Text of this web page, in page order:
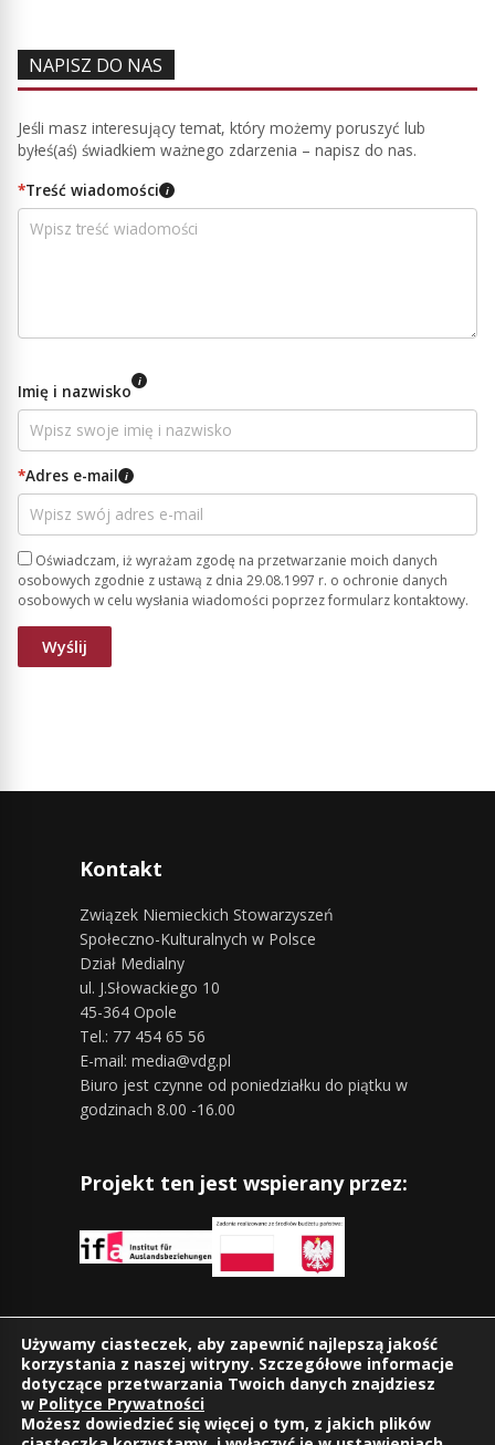
NAPISZ DO NAS
Jeśli masz interesujący temat, który możemy poruszyć lub
byłeś(aś) świadkiem ważnego zdarzenia – napisz do nas.
*Treść wiadomości i
Imię i nazwisko i
*Adres e-mail i
Oświadczam, iż wyrażam zgodę na przetwarzanie moich danych
osobowych zgodnie z ustawą z dnia 29.08.1997 r. o ochronie danych
osobowych w celu wysłania wiadomości poprzez formularz kontaktowy.
Kontakt
Związek Niemieckich Stowarzyszeń
Społeczno-Kulturalnych w Polsce
Dział Medialny
ul. J.Słowackiego 10
45-364 Opole
Tel.: 77 454 65 56
E-mail: media@vdg.pl
Biuro jest czynne od poniedziałku do piątku w
godzinach 8.00 -16.00
Projekt ten jest wspierany przez:
Znajdziesz nas również na:
Używamy ciasteczek, aby zapewnić najlepszą jakość
korzystania z naszej witryny. Szczegółowe informacje
dotyczące przetwarzania Twoich danych znajdziesz
w Polityce Prywatności
Możesz dowiedzieć się więcej o tym, z jakich plików